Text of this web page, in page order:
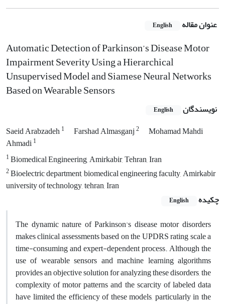
عنوان مقاله English
Automatic Detection of Parkinson’s Disease Motor
Impairment Severity Using a Hierarchical
Unsupervised Model and Siamese Neural Networks
Based on Wearable Sensors
نویسندگان English
Saeid Arabzadeh1 Farshad Almasganj2
Mohamad Mahdi
Ahmadi1
1Biomedical Engineering, Amirkabir, Tehran, Iran
2Bioelectric department, biomedical engineering faculty, Amirkabir
university of technology, tehran, Iran
چکیده
English
The dynamic nature of Parkinson's disease motor disorders
makes clinical assessments based on the UPDRS rating scale a
time-consuming and expert-dependent process. Although the
use of wearable sensors and machine learning algorithms
provides an objective solution for analyzing these disorders, the
complexity of motor patterns and the scarcity of labeled data
have limited the efficiency of these models, particularly in the